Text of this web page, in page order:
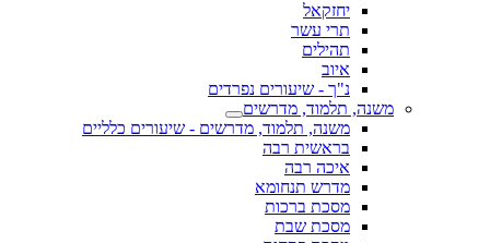
יחזקאל
תרי עשר
תהילים
איוב
נ"ך - שיעורים נפרדים
משנה, תלמוד, מדרשים
משנה, תלמוד, מדרשים - שיעורים כלליים
בראשית רבה
איכה רבה
מדרש תנחומא
מסכת ברכות
מסכת שבת